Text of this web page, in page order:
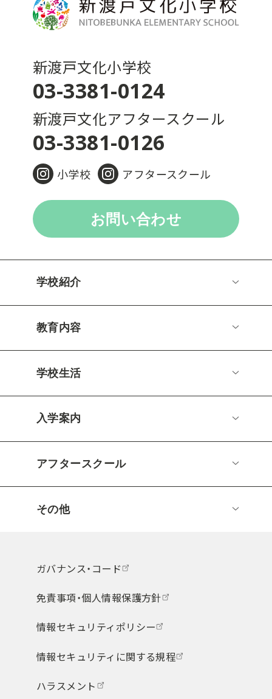
新渡戸文化小学校
03-3381-0124
新渡戸文化アフタースクール
03-3381-0126
小学校 アフタースクール
お問い合わせ
学校紹介
教育内容
学校生活
入学案内
アフタースクール
その他
ガバナンス・コード
免責事項・個人情報保護方針
情報セキュリティポリシー
情報セキュリティに関する規程
ハラスメント